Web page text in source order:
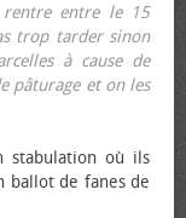
entre le 15
trop tarder sinon
à cause de
pâturage et on les
stabulation où ils
ballot de fanes de